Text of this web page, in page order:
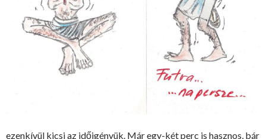
ezenkívül kicsi az időigényük. Már egy-két perc is hasznos, bár